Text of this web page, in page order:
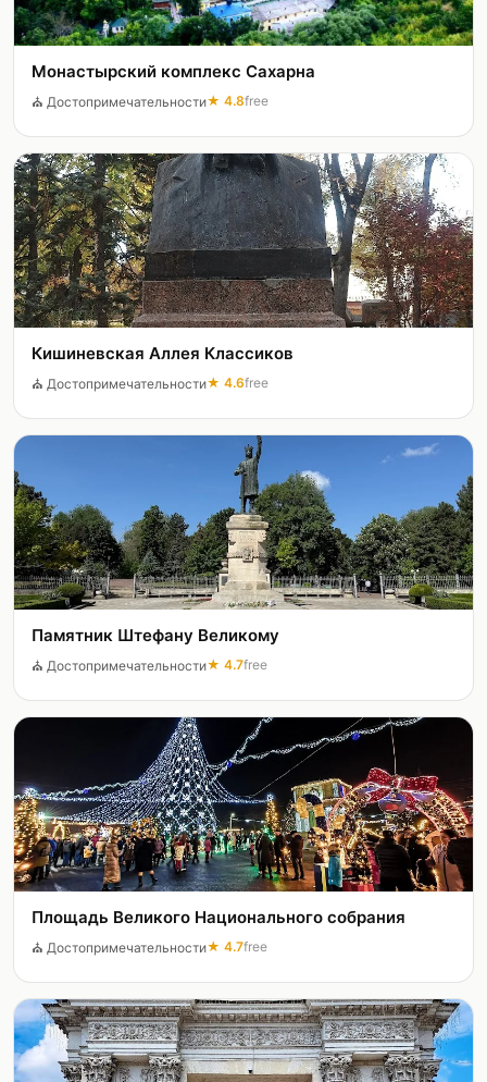
Монастырский комплекс Сахарна
⛪ Достопримечательности★ 4.8free
Кишиневская Аллея Классиков
⛪ Достопримечательности★ 4.6free
Памятник Штефану Великому
⛪ Достопримечательности★ 4.7free
Площадь Великого Национального собрания
⛪ Достопримечательности★ 4.7free